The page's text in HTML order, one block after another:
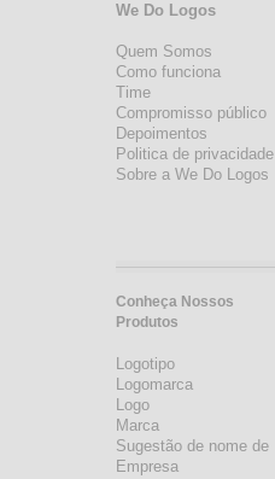
We Do Logos
Quem Somos
Como funciona
Time
Compromisso público
Depoimentos
Politica de privacidade
Sobre a We Do Logos
Conheça Nossos
Produtos
Logotipo
Logomarca
Logo
Marca
Sugestão de nome de
Empresa